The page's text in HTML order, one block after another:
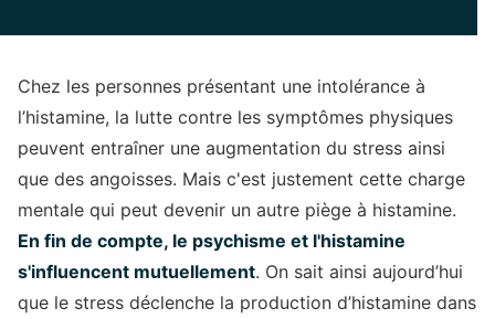
Chez les personnes présentant une intolérance à
l’histamine, la lutte contre les symptômes physiques
peuvent entraîner une augmentation du stress ainsi
que des angoisses. Mais c'est justement cette charge
mentale qui peut devenir un autre piège à histamine.
En fin de compte, le psychisme et l'histamine
s'influencent mutuellement. On sait ainsi aujourd’hui
que le stress déclenche la production d’histamine dans